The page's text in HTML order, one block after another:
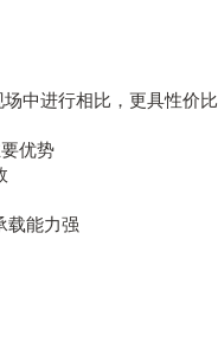
中进行相比，更具性价比
优势
载能力强